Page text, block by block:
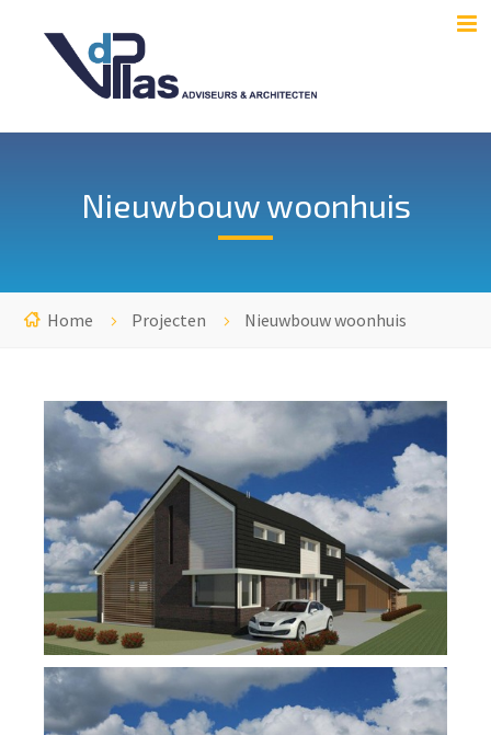
Nieuwbouw woonhuis
Home Projecten Nieuwbouw woonhuis